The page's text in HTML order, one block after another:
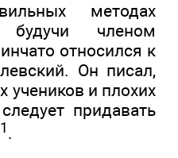
методах
членом
относился к
Он писал,
учеников и плохих
придавать
1 .